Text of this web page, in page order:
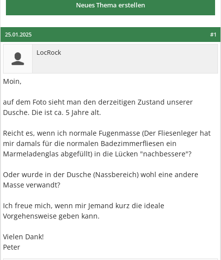
Neues Thema erstellen
#1
25.01.2025
LocRock
Moin,
auf dem Foto sieht man den derzeitigen Zustand unserer
Dusche. Die ist ca. 5 Jahre alt.
Reicht es, wenn ich normale Fugenmasse (Der Fliesenleger hat
mir damals für die normalen Badezimmerfliesen ein
Marmeladenglas abgefüllt) in die Lücken "nachbessere"?
Oder wurde in der Dusche (Nassbereich) wohl eine andere
Masse verwandt?
Ich freue mich, wenn mir Jemand kurz die ideale
Vorgehensweise geben kann.
Vielen Dank!
Peter